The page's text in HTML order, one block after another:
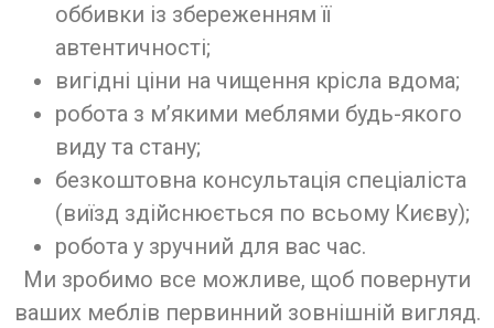
оббивки із збереженням її
автентичності;
вигідні ціни на чищення крісла вдома;
робота з м’якими меблями будь-якого
виду та стану;
безкоштовна консультація спеціаліста
(виїзд здійснюється по всьому Києву);
робота у зручний для вас час.
Ми зробимо все можливе, щоб повернути
ваших меблів первинний зовнішній вигляд.